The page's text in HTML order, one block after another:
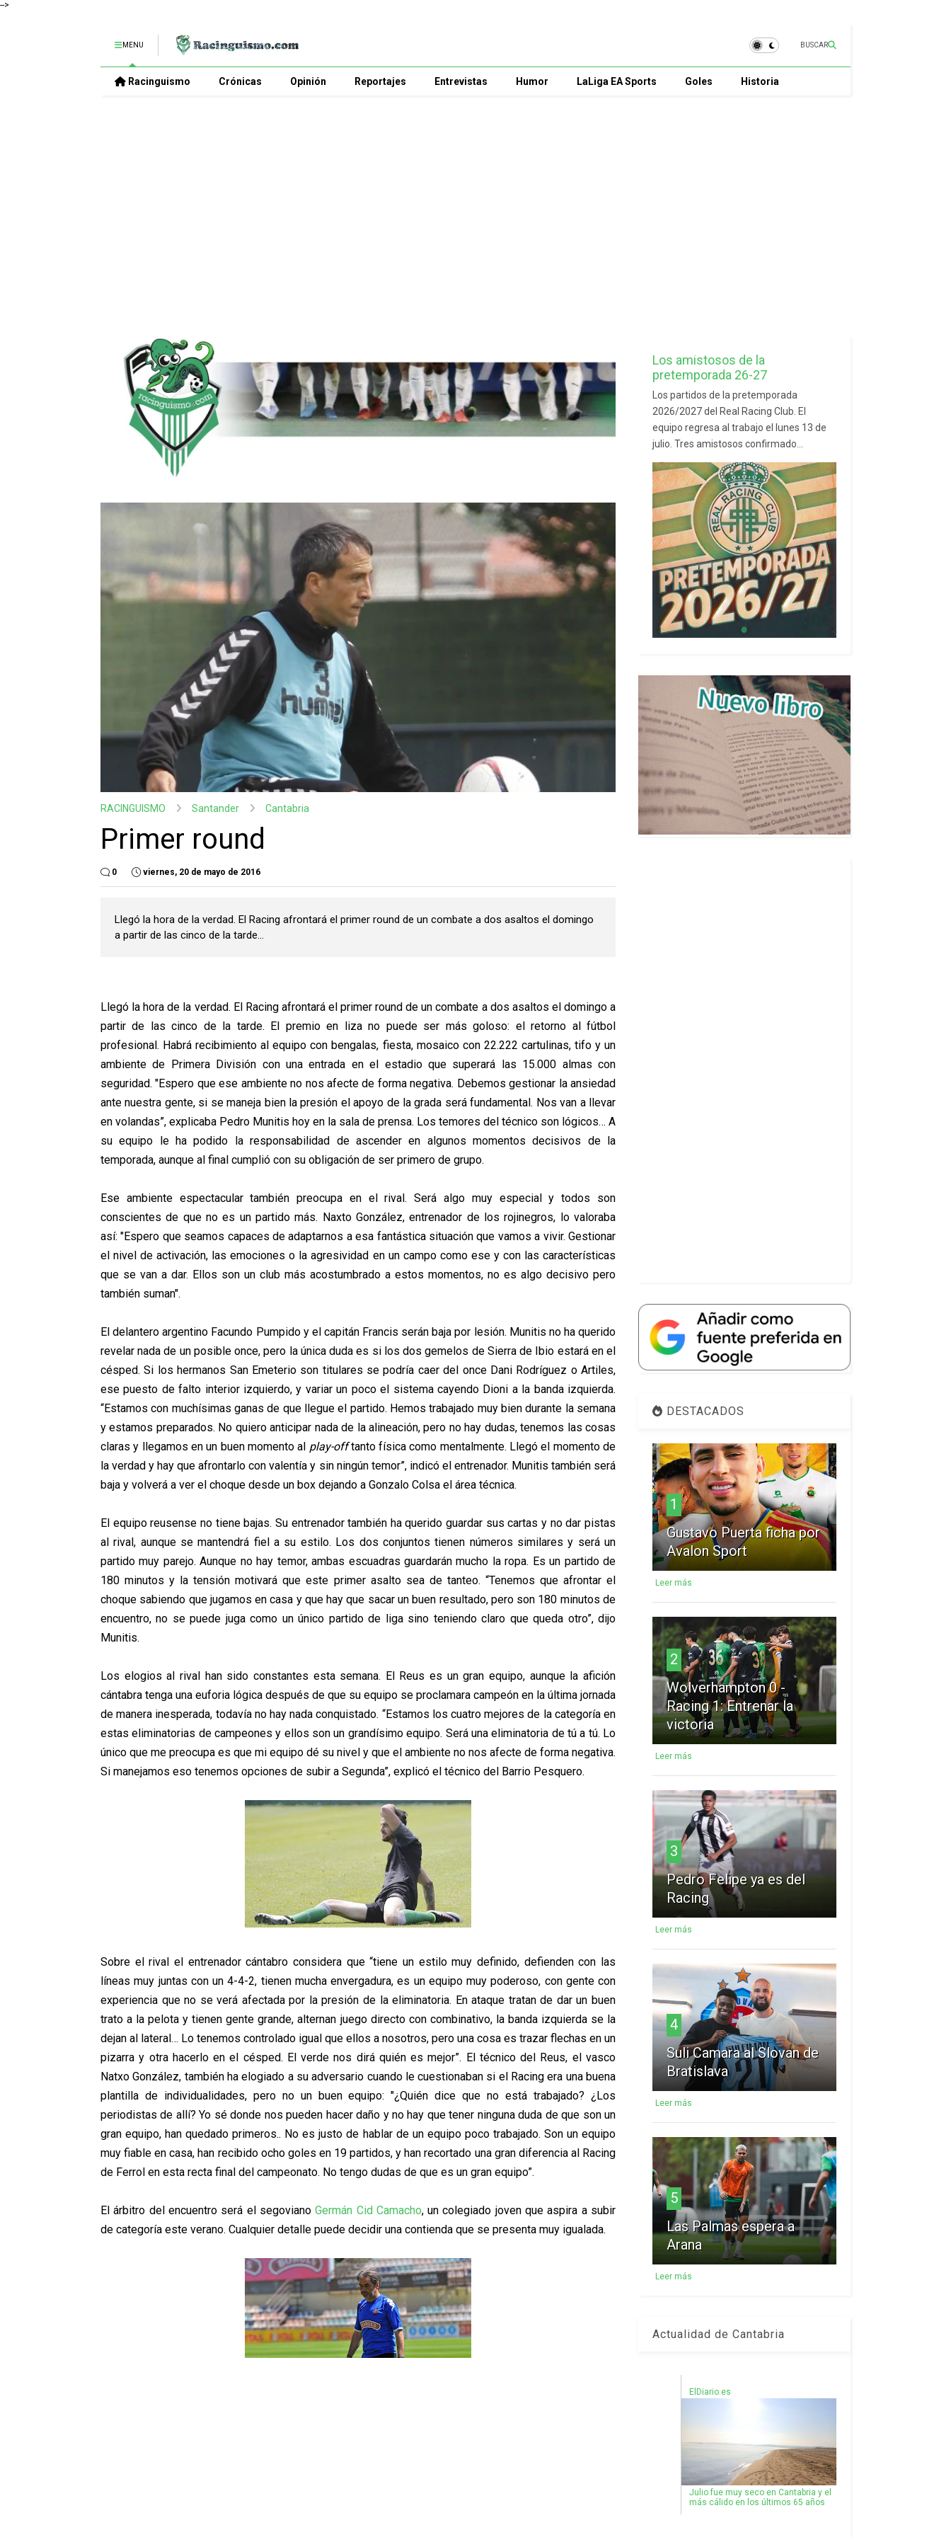
-->
MENU BUSCAR
Racinguismo Crónicas Opinión Reportajes Entrevistas Humor LaLiga EA Sports Goles Historia
RACINGUISMO Santander Cantabria
Primer round
0 viernes, 20 de mayo de 2016
Llegó la hora de la verdad. El Racing afrontará el primer round de un combate a dos asaltos el domingo
a partir de las cinco de la tarde...
Llegó la hora de la verdad. El Racing afrontará el primer round de un combate a dos asaltos el domingo a
partir de las cinco de la tarde. El premio en liza no puede ser más goloso: el retorno al fútbol
profesional. Habrá recibimiento al equipo con bengalas, fiesta, mosaico con 22.222 cartulinas, tifo y un
ambiente de Primera División con una entrada en el estadio que superará las 15.000 almas con
seguridad. "Espero que ese ambiente no nos afecte de forma negativa. Debemos gestionar la ansiedad
ante nuestra gente, si se maneja bien la presión el apoyo de la grada será fundamental. Nos van a llevar
en volandas”, explicaba Pedro Munitis hoy en la sala de prensa. Los temores del técnico son lógicos… A
su equipo le ha podido la responsabilidad de ascender en algunos momentos decisivos de la
temporada, aunque al final cumplió con su obligación de ser primero de grupo.
Ese ambiente espectacular también preocupa en el rival. Será algo muy especial y todos son
conscientes de que no es un partido más. Naxto González, entrenador de los rojinegros, lo valoraba
así:"Espero que seamos capaces de adaptarnos a esa fantástica situación que vamos a vivir. Gestionar
el nivel de activación, las emociones o la agresividad en un campo como ese y con las características
que se van a dar. Ellos son un club más acostumbrado a estos momentos, no es algo decisivo pero
también suman".
El delantero argentino Facundo Pumpido y el capitán Francis serán baja por lesión. Munitis no ha querido
revelar nada de un posible once, pero la única duda es si los dos gemelos de Sierra de Ibio estará en el
césped. Si los hermanos San Emeterio son titulares se podría caer del once Dani Rodríguez o Artiles,
ese puesto de falto interior izquierdo, y variar un poco el sistema cayendo Dioni a la banda izquierda.
“Estamos con muchísimas ganas de que llegue el partido. Hemos trabajado muy bien durante la semana
y estamos preparados. No quiero anticipar nada de la alineación, pero no hay dudas, tenemos las cosas
claras y llegamos en un buen momento al play-offtanto física como mentalmente. Llegó el momento de
la verdad y hay que afrontarlo con valentía y sin ningún temor”, indicó el entrenador. Munitis también será
baja y volverá a ver el choque desde un box dejando a Gonzalo Colsa el área técnica.
El equipo reusense no tiene bajas. Su entrenador también ha querido guardar sus cartas y no dar pistas
al rival, aunque se mantendrá fiel a su estilo. Los dos conjuntos tienen números similares y será un
partido muy parejo.Aunque no hay temor, ambas escuadras guardarán mucho la ropa. Es un partido de
180 minutos y la tensión motivará que este primer asalto sea de tanteo. “Tenemos que afrontar el
choque sabiendo que jugamos en casa y que hay que sacar un buen resultado, pero son 180 minutos de
encuentro, no se puede juga como un único partido de liga sino teniendo claro que queda otro”, dijo
Munitis.
Los elogios al rival han sido constantes esta semana. El Reus es un gran equipo, aunque la afición
cántabra tenga una euforia lógica después de que su equipo se proclamara campeón en la última jornada
de manera inesperada, todavía no hay nada conquistado. “Estamos los cuatro mejores de la categoría en
estas eliminatorias de campeones y ellos son un grandísimo equipo. Será una eliminatoria de tú a tú. Lo
único que me preocupa es que mi equipo dé su nivel y que el ambiente no nos afecte de forma negativa.
Si manejamos eso tenemos opciones de subir a Segunda”, explicó el técnico del Barrio Pesquero.
Sobre el rival el entrenador cántabro considera que “tiene un estilo muy definido, defienden con las
líneas muy juntas con un 4-4-2, tienen mucha envergadura, es un equipo muy poderoso, con gente con
experiencia que no se verá afectada por la presión de la eliminatoria. En ataque tratan de dar un buen
trato a la pelota y tienen gente grande, alternan juego directo con combinativo, la banda izquierda se la
dejan al lateral… Lo tenemos controlado igual que ellos a nosotros, pero una cosa es trazar flechas en un
pizarra y otra hacerlo en el césped. El verde nos dirá quién es mejor”. El técnico del Reus, el vasco
Natxo González, también ha elogiado a su adversario cuando le cuestionaban si el Racing era una buena
plantilla de individualidades, pero no un buen equipo: "¿Quién dice que no está trabajado? ¿Los
periodistas de allí? Yo sé donde nos pueden hacer daño y no hay que tener ninguna duda de que son un
gran equipo, han quedado primeros.. No es justo de hablar de un equipo poco trabajado. Son un equipo
muy fiable en casa, han recibido ocho goles en 19 partidos, y han recortado una gran diferencia al Racing
de Ferrol en esta recta final del campeonato. No tengo dudas de que es un gran equipo”.
El árbitro del encuentro será el segovianoGermán Cid Camacho, un colegiado joven que aspira a subir
de categoría este verano. Cualquier detalle puede decidir una contienda que se presenta muy igualada.
Los amistosos de la
pretemporada 26-27
Los partidos de la pretemporada
2026/2027 del Real Racing Club. El
equipo regresa al trabajo el lunes 13 de
julio. Tres amistosos confirmado...
DESTACADOS
1
Gustavo Puerta ficha por
Avalon Sport
Leer más
2
Wolverhampton 0 -
Racing 1: Entrenar la
victoria
Leer más
3
Pedro Felipe ya es del
Racing
Leer más
4
Suli Camara al Slovan de
Bratislava
Leer más
5
Las Palmas espera a
Arana
Leer más
Actualidad de Cantabria
ElDiario.es
Julio fue muy seco en Cantabria y el
más cálido en los últimos 65 años